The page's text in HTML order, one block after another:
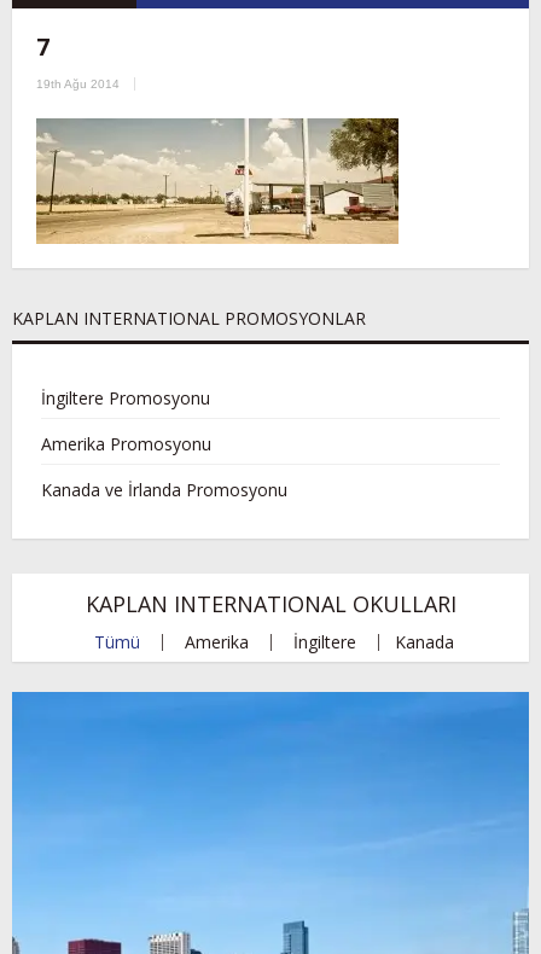
7
19th Ağu 2014
KAPLAN INTERNATIONAL PROMOSYONLAR
İngiltere Promosyonu
Amerika Promosyonu
Kanada ve İrlanda Promosyonu
KAPLAN INTERNATIONAL OKULLARI
Tümü Amerika İngiltere Kanada